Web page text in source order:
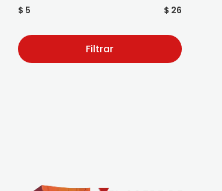
$ 5 $ 26
Filtrar